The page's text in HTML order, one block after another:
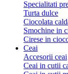
Specialitati
Turta dulce
Ciocolata
Smochine in
Cirese in
Ceai
Accesorii ceai
Ceai in cutii